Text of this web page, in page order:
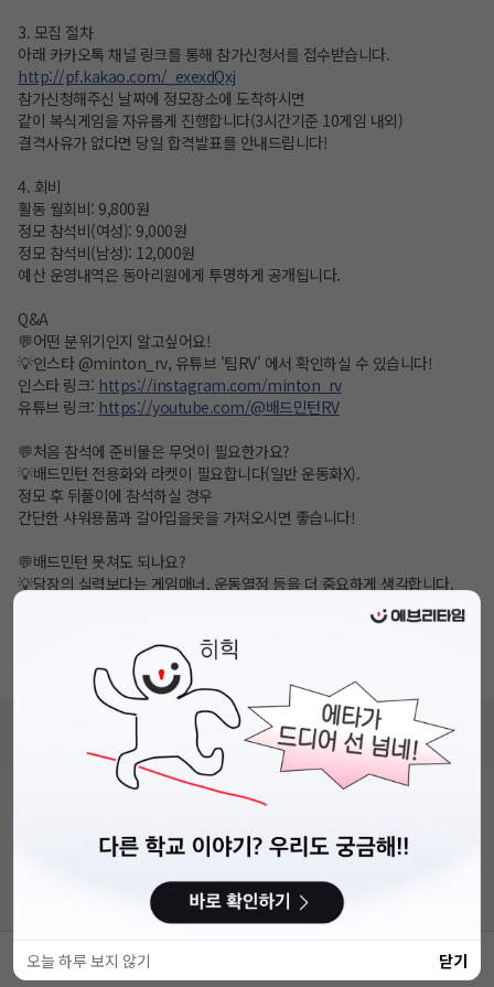
3. 모집 절차
아래 카카오톡 채널 링크를 통해 참가신청서를 접수받습니다.
http://pf.kakao.com/_exexdQxj
참가신청해주신 날짜에 정모장소에 도착하시면
같이 복식게임을 자유롭게 진행합니다(3시간기준 10게임 내외)
결격사유가 없다면 당일 합격발표를 안내드립니다!
4. 회비
활동 월회비: 9,800원
정모 참석비(여성): 9,000원
정모 참석비(남성): 12,000원
예산 운영내역은 동아리원에게 투명하게 공개됩니다.
Q&A
💬어떤 분위기인지 알고싶어요!
💡인스타 @minton_rv, 유튜브 '팀RV' 에서 확인하실 수 있습니다!
인스타 링크: https://instagram.com/minton_rv
유튜브 링크: https://youtube.com/@배드민턴RV
💬처음 참석에 준비물은 무엇이 필요한가요?
💡배드민턴 전용화와 라켓이 필요합니다(일반 운동화X).
정모 후 뒤풀이에 참석하실 경우
간단한 샤워용품과 갈아입을옷을 가져오시면 좋습니다!
💬배드민턴 못쳐도 되나요?
💡당장의 실력보다는 게임매너, 운동열정 등을 더 중요하게 생각합니다.
배드민턴을 좋아하시고, 열심히 재미있게 뛰신다면 괜찮습니다!
RV활동과 외부 개인레슨을 따로 병행하시길 권해드리는 경우는 있습니다.
(저희가 레슨을 진행하지는 않습니다)
스크랩
서울특별시 마포구 양화로 113, 5층
사업자등록번호 : 572-87-02009
개인정보처리방침 커뮤니티이용규칙 공지사항
© 에브리커리어(캠퍼스픽)
오늘 하루 보지 않기 닫기